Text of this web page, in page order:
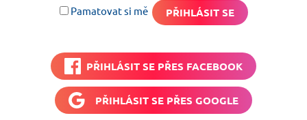
Pamatovat si mě
PŘIHLÁSIT SE PŘES FACEBOOK
PŘIHLÁSIT SE PŘES GOOGLE